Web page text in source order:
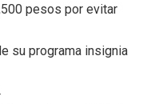
pesos por evitar
su programa insignia